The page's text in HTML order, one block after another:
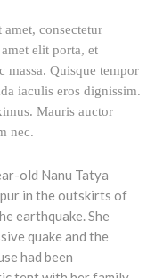
consectetur
elit porta, et
massa. Quisque tempor
iaculis eros dignissim.
Mauris auctor
nec.